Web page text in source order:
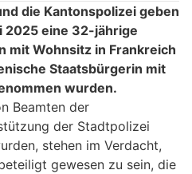
die Kantonspolizei geben
2025 eine 32-jährige
mit Wohnsitz in Frankreich
Staatsbürgerin mit
wurden.
Beamten der
der Stadtpolizei
stehen im Verdacht,
gewesen zu sein, die